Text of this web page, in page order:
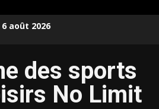
6 août 2026
des sports
No Limit